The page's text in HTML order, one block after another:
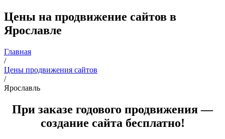
Цены на продвижение сайтов в
Ярославле
Главная
/
Цены продвижения сайтов
/
Ярославль
При заказе годового продвижения —
создание сайта бесплатно!